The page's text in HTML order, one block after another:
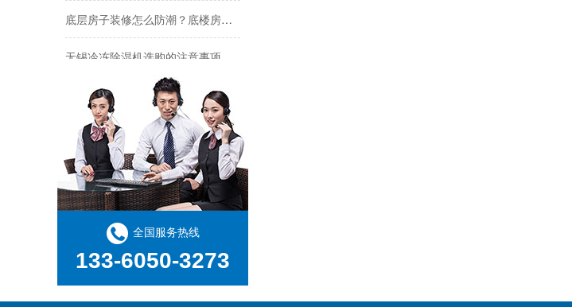
ASM-400单机转轮除湿机
无锡冷冻除湿机选购的注意事项
库除湿机，库防爆除湿机
应用控制箱保护吸湿器效果更理想，规避实际问题
恒温恒湿箱 HG／恒工 桌上型恒温恒湿箱 厂家
无线除湿智能系统的制作方法
无缝管除湿机
全国服务热线
133-6050-3273